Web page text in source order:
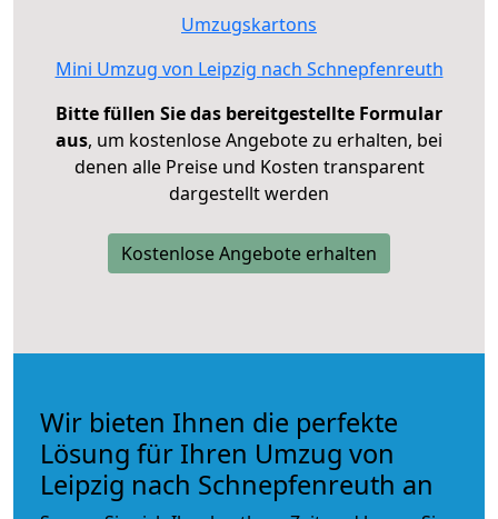
Umzugskartons
Mini Umzug von Leipzig nach Schnepfenreuth
Bitte füllen Sie das bereitgestellte Formular
aus, um kostenlose Angebote zu erhalten, bei
denen alle Preise und Kosten transparent
dargestellt werden
Kostenlose Angebote erhalten
Wir bieten Ihnen die perfekte
Lösung für Ihren Umzug von
Leipzig nach Schnepfenreuth an